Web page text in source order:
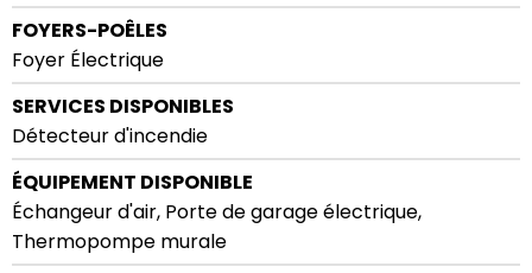
FOYERS-POÊLES
Foyer Électrique
SERVICES DISPONIBLES
Détecteur d'incendie
ÉQUIPEMENT DISPONIBLE
Échangeur d'air, Porte de garage électrique,
Thermopompe murale